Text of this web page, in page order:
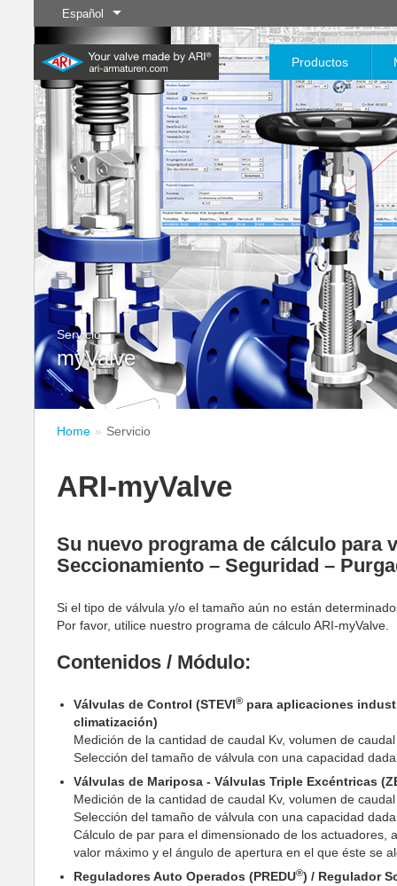
Español
Productos
Nuevos
productos
Saber más
Control
Saber más Saber más
Industria
20.000 productos para la
industria: su sistema flexible
para aplicaciones industriales
Saber más
Industria química
200.000 variantes para
productos químicos:
soluciones de productos
adaptadas a sus
necesidades individuales
Saber más
Servicio
myValve
Home Servicio
ARI-myValve
Su nuevo programa de cálculo para
Seccionamiento – Seguridad –
Si el tipo de válvula y/o el tamaño aún no están
Por favor, utilice nuestro programa de cálculo ARI-myValve.
Contenidos / Módulo:
Válvulas de Control (STEVI® para aplicaciones
climatización)
Medición de la cantidad de caudal Kv, volumen de
Selección del tamaño de válvula con una capacidad
Válvulas de Mariposa - Válvulas Triple Excéntricas
Medición de la cantidad de caudal Kv, volumen de
Selección del tamaño de válvula con una capacidad
Cálculo de par para el dimensionado de los
valor máximo y el ángulo de apertura en el que éste se
Reguladores Auto Operados (PREDU®) / Regulador